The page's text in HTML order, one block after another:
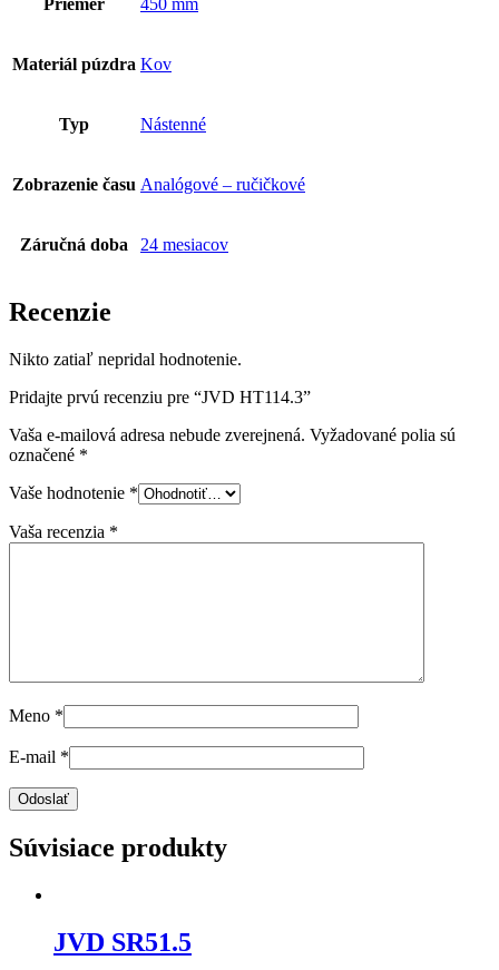
Materiál púzdra Kov
Typ Nástenné
Zobrazenie času Analógové – ručičkové
Záručná doba 24 mesiacov
Recenzie
Nikto zatiaľ nepridal hodnotenie.
Pridajte prvú recenziu pre “JVD HT114.3”
Vaša e-mailová adresa nebude zverejnená. Vyžadované polia sú
označené *
Vaše hodnotenie *
Vaša recenzia *
Meno *
E-mail *
Súvisiace produkty
JVD SR51.5